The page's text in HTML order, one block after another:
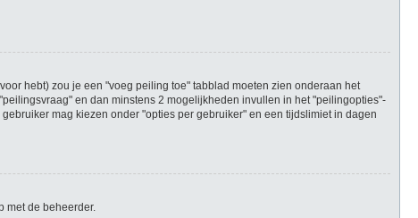
hebt) zou je een "voeg peiling toe" tabblad moeten zien onderaan het
en dan minstens 2 mogelijkheden invullen in het "peilingopties"-
mag kiezen onder "opties per gebruiker" en een tijdslimiet in dagen
met de beheerder.